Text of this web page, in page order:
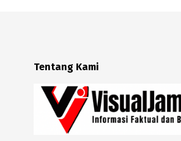
Tentang Kami